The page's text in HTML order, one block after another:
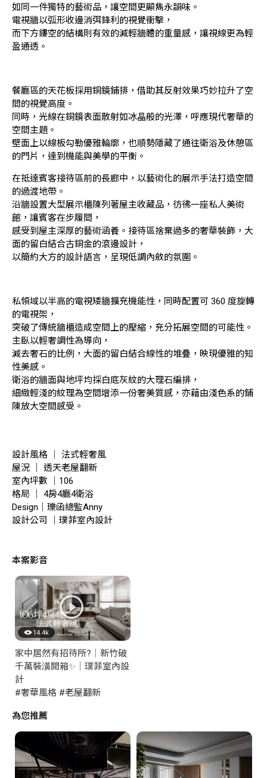
如同一件獨特的藝術品，讓空間更顯雋永韻味。
電視牆以弧形收邊消弭鋒利的視覺衝擊，
而下方鏤空的結構則有效的減輕牆體的重量感，讓視線更為輕
盈通透。
餐廳區的天花板採用銅鏡鋪排，借助其反射效果巧妙拉升了空
間的視覺高度。
同時，光線在銅鏡表面散射如冰晶般的光澤，呼應現代奢華的
空間主題。
壁面上以線板勾勒優雅輪廓，也順勢隱藏了通往衛浴及休憩區
的門片，達到機能與美學的平衡。
在抵達賓客接待區前的長廊中，以藝術化的展示手法打造空間
的過渡地帶。
沿牆設置大型展示櫃陳列著屋主收藏品，彷彿一座私人美術
館，讓賓客在步履間，
感受到屋主深厚的藝術涵養。接待區捨棄過多的奢華裝飾，大
面的留白結合古銅金的滾邊設計，
以簡約大方的設計語言，呈現低調內斂的氛圍。
私領域以半高的電視矮牆擴充機能性，同時配置可 360 度旋轉
的電視架，
突破了傳統牆櫃造成空間上的壓縮，充分拓展空間的可能性。
主臥以輕奢調性為導向，
減去奢石的比例，大面的留白結合線性的堆疊，映現優雅的知
性美感。
衛浴的牆面與地坪均採白底灰紋的大理石編排，
細緻輕淺的紋理為空間增添一份奢美質感，亦藉由淺色系的鋪
陳放大空間感受。
設計風格 ｜ 法式輕奢風
屋況 ｜ 透天老屋翻新
室內坪數 ｜106
格局 ｜ 4房4廳4衛浴
Design｜瓅函總監Anny
設計公司 ｜璞菲室內設計
本案影音
14.4k
家中居然有招待所?｜新竹破
千萬裝潢開箱✨｜璞菲室內設
計
#奢華風格 #老屋翻新
為您推薦